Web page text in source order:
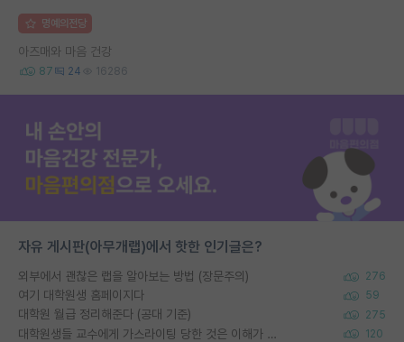
명예의전당
아즈매와 마음 건강
87 24 16286
자유 게시판(아무개랩)에서 핫한 인기글은?
외부에서 괜찮은 랩을 알아보는 방법 (장문주의) 276
여기 대학원생 홈페이지다 59
대학원 월급 정리해준다 (공대 기준) 275
대학원생들 교수에게 가스라이팅 당한 것은 이해가 갑니다. 안타깝네요. 120